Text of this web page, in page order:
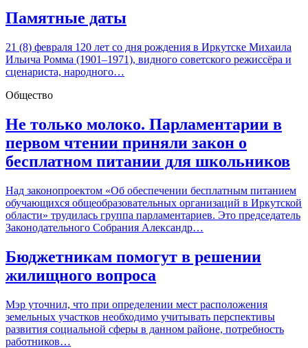
Памятные даты
21 (8) февраля 120 лет со дня рождения в Иркутске Михаила
Ильича Ромма (1901–1971), видного советского режиссёра и
сценариста, народного…
Общество
Не только молоко. Парламентарии в
первом чтении приняли закон о
бесплатном питании для школьников
Над законопроектом «Об обеспечении бесплатным питанием
обучающихся общеобразовательных организаций в Иркутской
области» трудилась группа парламентариев. Это председатель
Законодательного Собрания Александр…
Бюджетникам помогут в решении
жилищного вопроса
Мэр уточнил, что при определении мест расположения
земельных участков необходимо учитывать перспективы
развития социальной сферы в данном районе, потребность
работников…